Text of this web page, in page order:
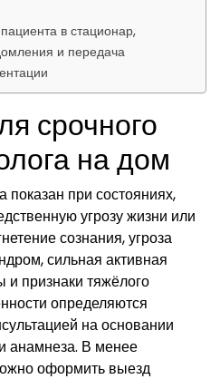
в стационар,
и передача
срочного
на дом
при состояниях,
угрозу жизни или
сознания, угроза
сильная активная
и признаки тяжёлого
определяются
на основании
анамнеза. В менее
оформить выезд